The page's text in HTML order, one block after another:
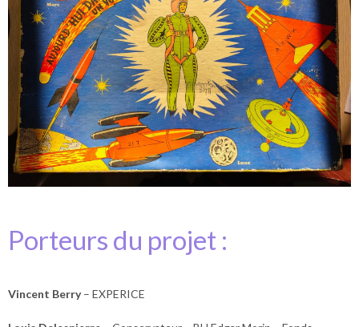
Porteurs du projet :
Vincent Berry– EXPERICE